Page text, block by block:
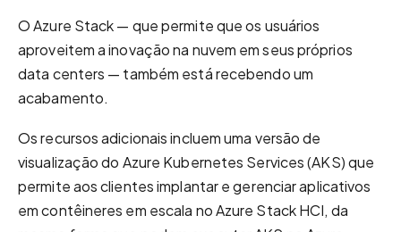
O Azure Stack — que permite que os usuários
aproveitem a inovação na nuvem em seus próprios
data centers — também está recebendo um
acabamento.
Os recursos adicionais incluem uma versão de
visualização do Azure Kubernetes Services (AKS) que
permite aos clientes implantar e gerenciar aplicativos
em contêineres em escala no Azure Stack HCI, da